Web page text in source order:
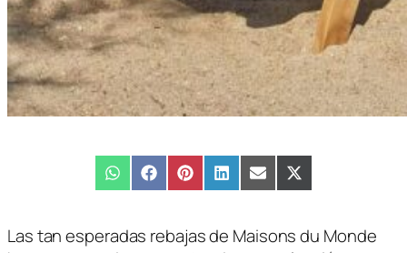
Compartir
en
WhatsAppCompartir
en
FacebookCompartir
en
PinterestCompartir
en
LinkedInCompartir
en
EmailCompartir
en
X
(Twitter)
Las tan esperadas rebajas de Maisons du Monde